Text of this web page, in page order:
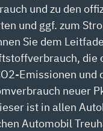
und zu den
und ggf. zum
Sie dem
die
Emissionen und
neuer
ist in allen
Automobil